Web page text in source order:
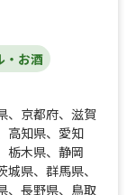
・お酒
、 京都府、 滋賀
高知県、 愛知
栃木県、 静岡
城県、 群馬県、
、 長野県、 鳥取